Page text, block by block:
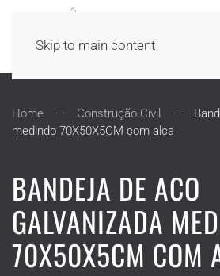
Skip to main content
Home Construção Civil
medindo 70X50X5CM com alca
BANDEJA DE ACO
GALVANIZADA
70X50X5CM COM